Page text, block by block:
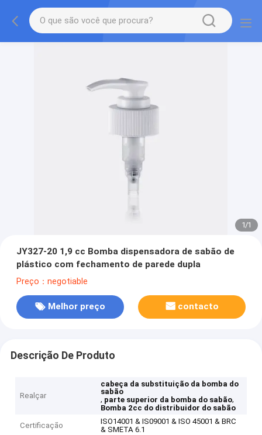
1/1
JY327-20 1,9 cc Bomba dispensadora de sabão de
plástico com fechamento de parede dupla
Preço：negotiable
Melhor preço contacto
Descrição De Produto
Realçar
cabeça da substituição da bomba do
sabão
, parte superior da bomba do sabão,
Bomba 2cc do distribuidor do sabão
Certificação
ISO14001 & IS09001 & ISO 45001 & BRC
& SMETA 6.1